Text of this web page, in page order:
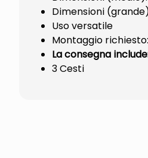
Dimensioni
Uso versatile
Montaggio
La consegna
3 Cesti